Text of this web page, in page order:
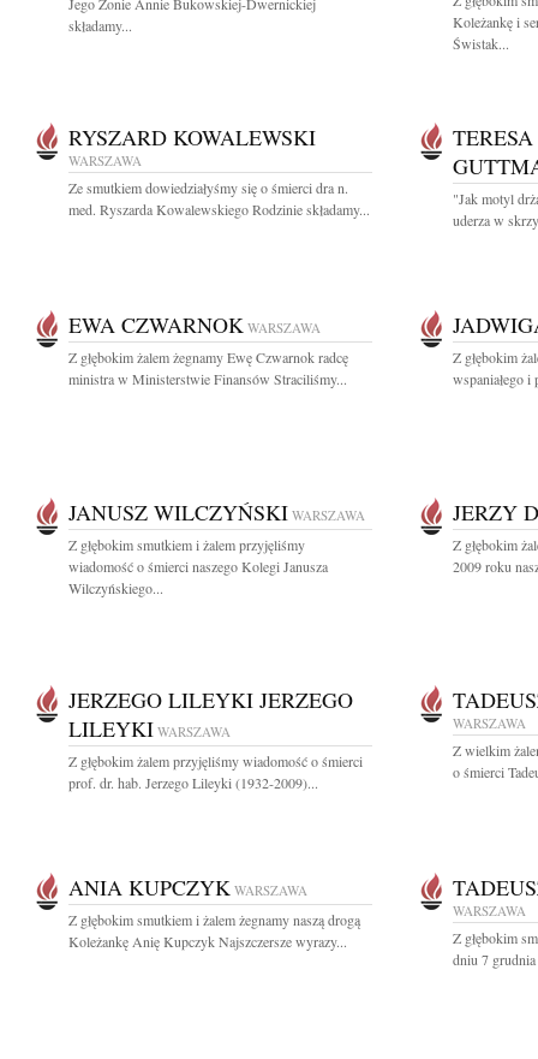
składamy...
Koleżankę i
Świstak...
RYSZARD KOWALEWSKI
WARSZAWA
Ze smutkiem dowiedziałyśmy się o śmierci dra n.
med. Ryszarda Kowalewskiego Rodzinie składamy...
"Jak motyl
uderza w
EWA CZWARNOK WARSZAWA
Z głębokim żalem żegnamy Ewę Czwarnok radcę
ministra w Ministerstwie Finansów Straciliśmy...
Z głębokim
wspaniałego i
JANUSZ WILCZYŃSKI WARSZAWA
Z głębokim smutkiem i żalem przyjęliśmy
wiadomość o śmierci naszego Kolegi Janusza
Wilczyńskiego...
JERZY
Z głębokim
2009 roku
JERZEGO LILEYKI JERZEGO
LILEYKI WARSZAWA
Z głębokim żalem przyjęliśmy wiadomość o śmierci
prof. dr. hab. Jerzego Lileyki (1932-2009)...
WARSZAWA
Z wielkim
o śmierci
ANIA KUPCZYK WARSZAWA
Z głębokim smutkiem i żalem żegnamy naszą drogą
Koleżankę Anię Kupczyk Najszczersze wyrazy...
WARSZAWA
Z głębokim
dniu 7